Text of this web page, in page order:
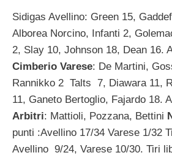
Sidigas Avellino: Green 15,
Alborea Norcino, Infanti 2,
2, Slay 10, Johnson 18, Dean 16.
Cimberio Varese: De Martini,
Rannikko 2 Talts 7, Diawara 11,
11, Ganeto Bertoglio, Fajardo 18.
Arbitri: Mattioli, Pozzana, Bettini
punti :Avellino 17/34 Varese 1/32
Avellino 9/24, Varese 10/30. Tiri